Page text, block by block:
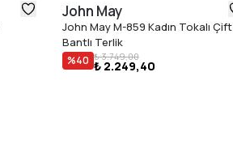
John May
John May M-859 Kadın Tokalı Çift
Bantlı Terlik
%40 ₺ 3.749,00
₺ 2.249,40